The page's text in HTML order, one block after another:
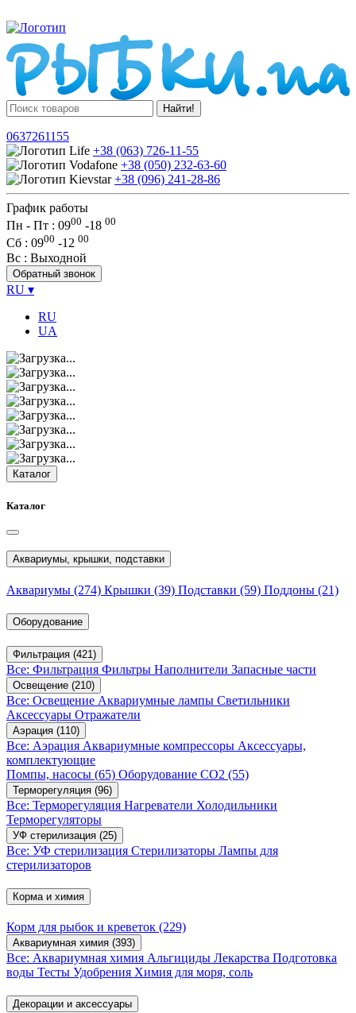
Найти!
0637261155
+38 (063) 726-11-55
+38 (050) 232-63-60
+38 (096) 241-28-86
График работы
Пн - Пт : 0900 -18 00
Сб : 0900 -12 00
Вс : Выходной
Обратный звонок
RU ▾
RU
UA
Каталог
Каталог
Аквариумы, крышки, подставки
Аквариумы (274) Крышки (39) Подставки (59) Поддоны (21)
Оборудование
Фильтрация (421)
Все: Фильтрация Фильтры Наполнители Запасные части
Освещение (210)
Все: Освещение Аквариумные лампы Светильники
Аксессуары Отражатели
Аэрация (110)
Все: Аэрация Аквариумные компрессоры Аксессуары,
комплектующие
Помпы, насосы (65) Оборудование CO2 (55)
Терморегуляция (96)
Все: Терморегуляция Нагреватели Холодильники
Терморегуляторы
УФ стерилизация (25)
Все: УФ стерилизация Стерилизаторы Лампы для
стерилизаторов
Корма и химия
Корм для рыбок и креветок (229)
Аквариумная химия (393)
Все: Аквариумная химия Альгициды Лекарства Подготовка
воды Тесты Удобрения Химия для моря, соль
Декорации и аксессуары